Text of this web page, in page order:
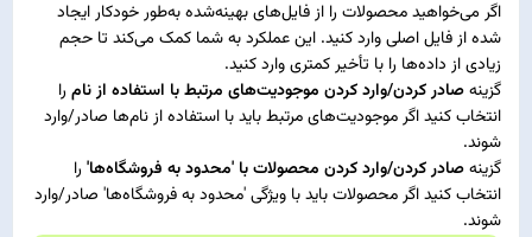
اگر می‌خواهید محصولات را از فایل‌های بهینه‌شده به‌طور خودکار ایجاد
شده از فایل اصلی وارد کنید. این عملکرد به شما کمک می‌کند تا حجم
زیادی از داده‌ها را با تأخیر کمتری وارد کنید.
گزینهصادر کردن/وارد کردن موجودیت‌های مرتبط با استفاده از نام را
انتخاب کنید اگر موجودیت‌های مرتبط باید با استفاده از نام‌ها صادر/وارد
شوند.
گزینهصادر کردن/وارد کردن محصولات با 'محدود به فروشگاه‌ها' را
انتخاب کنید اگر محصولات باید با ویژگی 'محدود به فروشگاه‌ها' صادر/وارد
شوند.